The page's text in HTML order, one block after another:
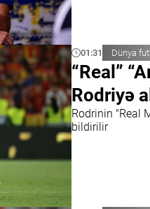
01:31 Dünya
“Real”
Rodriyə
Rodrinin "Real
bildirilir